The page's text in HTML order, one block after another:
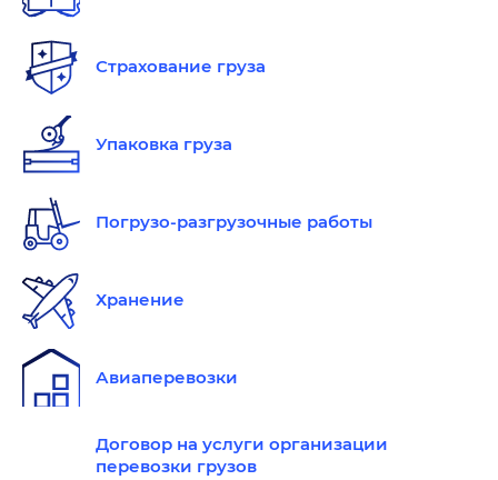
Страхование груза
Упаковка груза
Погрузо-разгрузочные работы
Хранение
Авиаперевозки
Договор на услуги организации
перевозки грузов